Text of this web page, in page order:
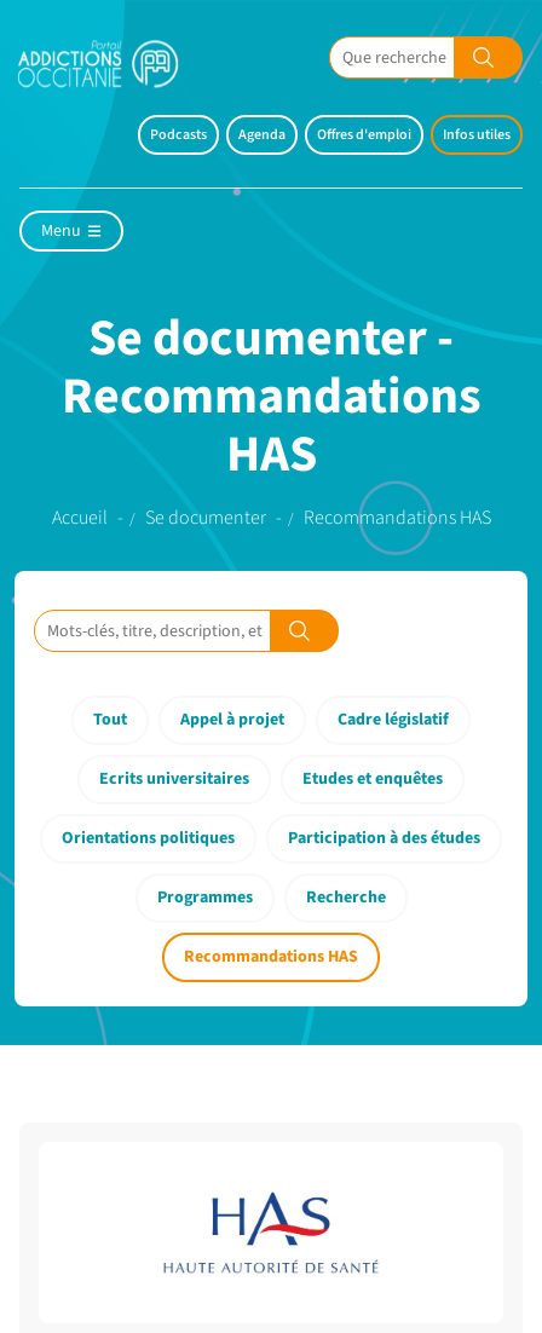
Podcasts Agenda Offres d'emploi Infos utiles
Menu
Se documenter -
Recommandations
HAS
Accueil Se documenter Recommandations HAS
Tout Appel à projet Cadre législatif
Ecrits universitaires Etudes et enquêtes
Orientations politiques Participation à des études
Programmes Recherche
Recommandations HAS